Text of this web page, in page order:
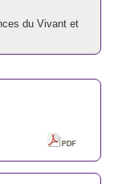
du Vivant et